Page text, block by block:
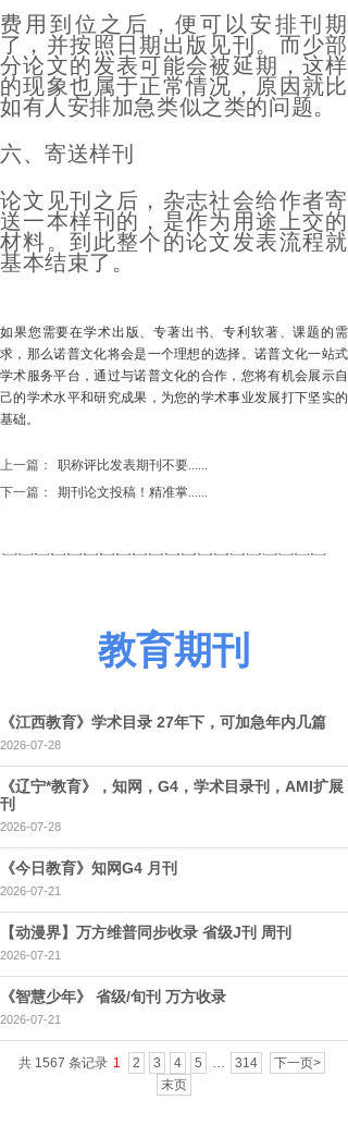
费用到位之后，便可以安排刊期
了，并按照日期出版见刊。而少部
分论文的发表可能会被延期，这样
的现象也属于正常情况，原因就比
如有人安排加急类似之类的问题。
六、寄送样刊
论文见刊之后，杂志社会给作者寄
送一本样刊的，是作为用途上交的
材料。到此整个的论文发表流程就
基本结束了。
如果您需要在学术出版、专著出书、专利软著、课题的需
求，那么诺普文化将会是一个理想的选择。诺普文化一站式
学术服务平台，通过与诺普文化的合作，您将有机会展示自
己的学术水平和研究成果，为您的学术事业发展打下坚实的
基础。
上一篇：
职称评比发表期刊不要......
下一篇：
期刊论文投稿！精准掌......
教育期刊
《江西教育》学术目录 27年下，可加急年内几篇
2026-07-28
《辽宁*教育》，知网，G4，学术目录刊，AMI扩展
刊
2026-07-28
《今日教育》知网G4 月刊
2026-07-21
【动漫界】万方维普同步收录 省级J刊 周刊
2026-07-21
《智慧少年》 省级/旬刊 万方收录
2026-07-21
共 1567 条记录 1 2 3 4 5 … 314
下一页>
末页